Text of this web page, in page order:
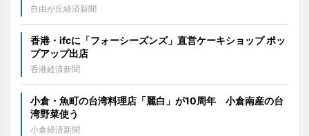
自由が丘経済新聞
香港・ifcに「フォーシーズンズ」直営ケーキショップ ポッ
プアップ出店
香港経済新聞
小倉・魚町の台湾料理店「麗白」が10周年 小倉南産の台
湾野菜使う
小倉経済新聞